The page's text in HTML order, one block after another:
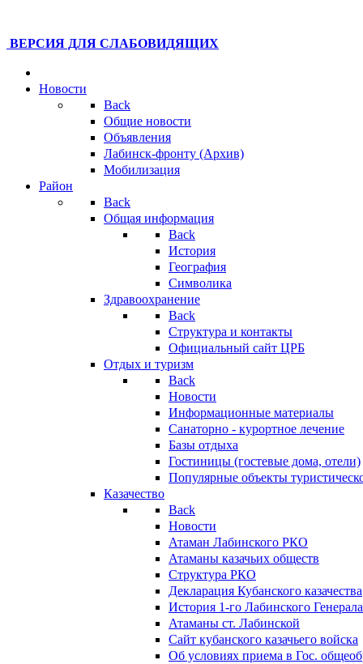
ВЕРСИЯ ДЛЯ СЛАБОВИДЯЩИХ
Новости
Back
Общие новости
Объявления
Лабинск-фронту (Архив)
Мобилизация
Район
Back
Общая информация
Back
История
География
Символика
Здравоохранение
Back
Структура и контакты
Официальный сайт ЦРБ
Отдых и туризм
Back
Новости
Информационные материалы
Санаторно - курортное лечение
Базы отдыха
Гостиницы (гостевые дома, отели)
Популярные объекты
Казачество
Back
Новости
Атаман Лабинского РКО
Атаманы казачьих обществ
Структура РКО
Декларация Кубанского казачества
История 1-го Лабинского
Атаманы ст. Лабинской
Cайт кубанского казачьего войска
Об условиях приема в Гос.